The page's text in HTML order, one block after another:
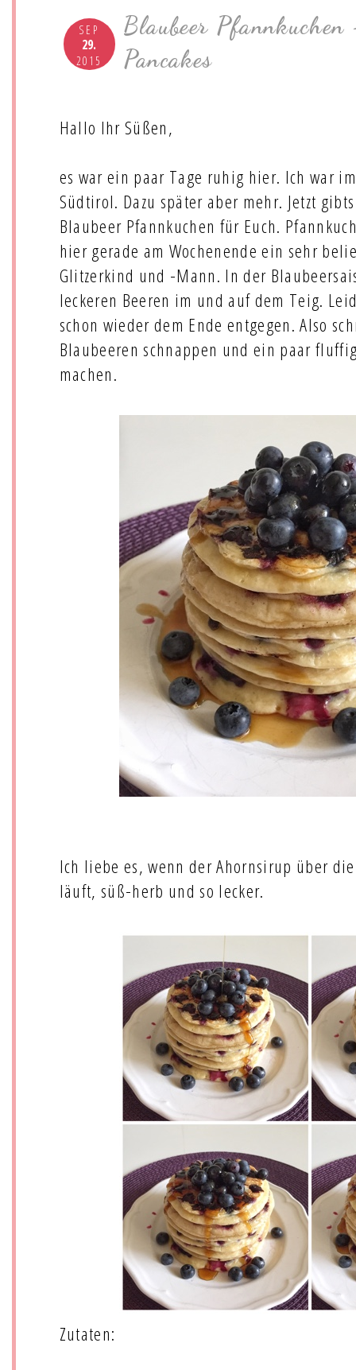
SEP
29.
2015
Blaubeer
Pancakes
Hallo Ihr Süßen,
es war ein paar Tage ruhig hier. Ich war
Südtirol. Dazu später aber mehr. Jetzt
Blaubeer Pfannkuchen für Euch.
hier gerade am Wochenende ein sehr
Glitzerkind und -Mann. In der
leckeren Beeren im und auf dem Teig.
schon wieder dem Ende entgegen. Also
Blaubeeren schnappen und ein paar
machen.
Ich liebe es, wenn der Ahornsirup über
läuft, süß-herb und so lecker.
Zutaten: